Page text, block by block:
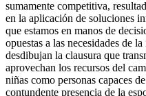
sumamente competitiva,
en la aplicación de soluciones
que estamos en manos de
opuestas a las necesidades de
desdibujan la clausura que
aprovechan los recursos del
niñas como personas capaces
contundente presencia de la